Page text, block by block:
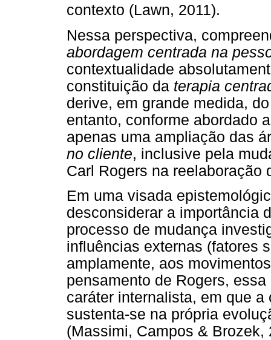
contexto (Lawn, 2011).
Nessa perspectiva,
abordagem centrada na
contextualidade
constituição da terapia
derive, em grande medida,
entanto, conforme abordado
apenas uma ampliação das
no cliente, inclusive pela
Carl Rogers na reelaboração
Em uma visada
desconsiderar a importância
processo de mudança
influências externas (fatores
amplamente, aos
pensamento de Rogers,
caráter internalista, em que
sustenta-se na própria
(Massimi, Campos & Brozek,